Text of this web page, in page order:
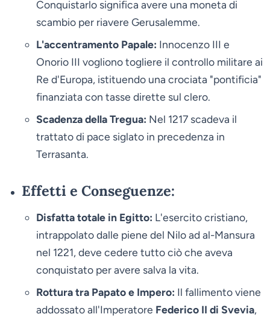
Conquistarlo significa avere una moneta di
scambio per riavere Gerusalemme.
L'accentramento Papale: Innocenzo III e
Onorio III vogliono togliere il controllo militare ai
Re d'Europa, istituendo una crociata "pontificia"
finanziata con tasse dirette sul clero.
Scadenza della Tregua: Nel 1217 scadeva il
trattato di pace siglato in precedenza in
Terrasanta.
Effetti e Conseguenze:
Disfatta totale in Egitto: L'esercito cristiano,
intrappolato dalle piene del Nilo ad al-Mansura
nel 1221, deve cedere tutto ciò che aveva
conquistato per avere salva la vita.
Rottura tra Papato e Impero: Il fallimento viene
addossato all'Imperatore Federico II di Svevia,